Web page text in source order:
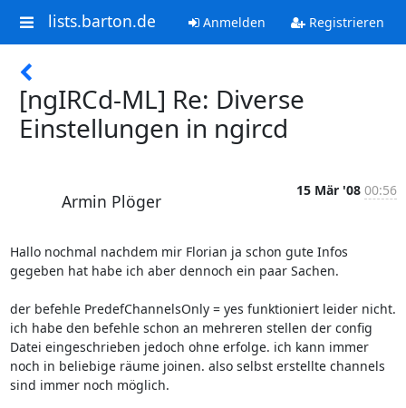
lists.barton.de Anmelden Registrieren
[ngIRCd-ML] Re: Diverse
Einstellungen in ngircd
Armin Plöger
15 Mär '08 00:56
Hallo nochmal nachdem mir Florian ja schon gute Infos
gegeben hat habe ich aber dennoch ein paar Sachen.
der befehle PredefChannelsOnly = yes funktioniert leider nicht.
ich habe den befehle schon an mehreren stellen der config
Datei eingeschrieben jedoch ohne erfolge. ich kann immer
noch in beliebige räume joinen. also selbst erstellte channels
sind immer noch möglich.